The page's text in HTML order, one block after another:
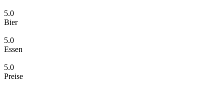
5.0
Bier
5.0
Essen
5.0
Preise